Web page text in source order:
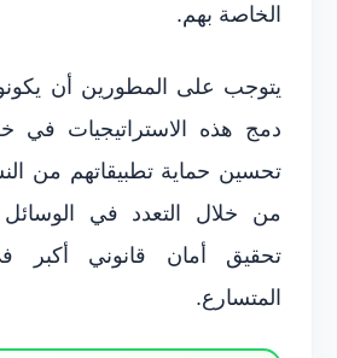
الخاصة بهم.
يتوجب على المطورين أن
دمج هذه الاستراتيجيات
تحسين حماية تطبيقاتهم من
من خلال التعدد في الوسائل
تحقيق أمان قانوني أكبر
المتسارع.